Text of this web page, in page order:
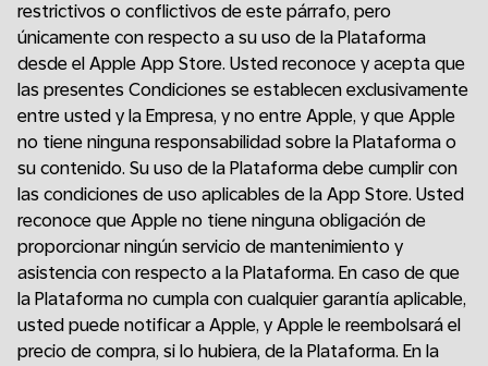
restrictivos o conflictivos de este párrafo, pero
únicamente con respecto a su uso de la Plataforma
desde el Apple App Store. Usted reconoce y acepta que
las presentes Condiciones se establecen exclusivamente
entre usted y la Empresa, y no entre Apple, y que Apple
no tiene ninguna responsabilidad sobre la Plataforma o
su contenido. Su uso de la Plataforma debe cumplir con
las condiciones de uso aplicables de la App Store. Usted
reconoce que Apple no tiene ninguna obligación de
proporcionar ningún servicio de mantenimiento y
asistencia con respecto a la Plataforma. En caso de que
la Plataforma no cumpla con cualquier garantía aplicable,
usted puede notificar a Apple, y Apple le reembolsará el
precio de compra, si lo hubiera, de la Plataforma. En la